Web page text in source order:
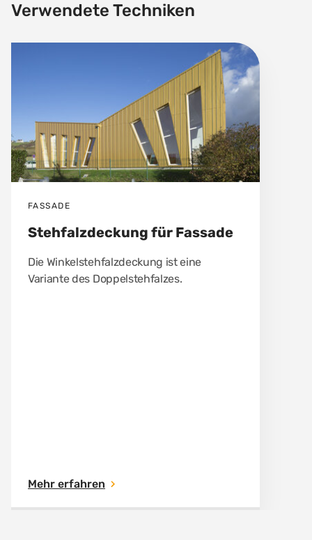
Verwendete Techniken
FASSADE
Stehfalzdeckung für Fassade
Die Winkelstehfalzdeckung ist eine
Variante des Doppelstehfalzes.
Mehr erfahren